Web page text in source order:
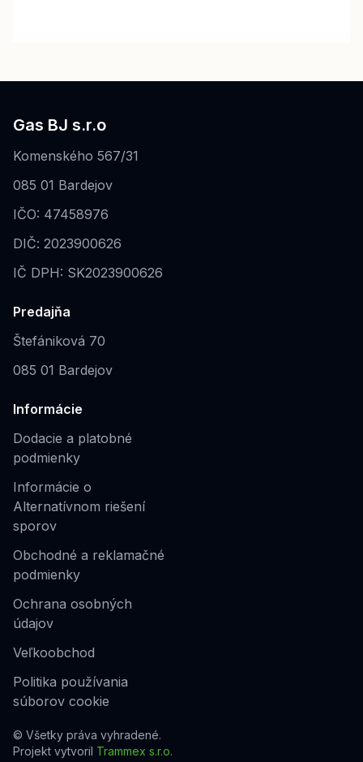
Gas BJ s.r.o
Komenského 567/31
085 01 Bardejov
IČO: 47458976
DIČ: 2023900626
IČ DPH: SK2023900626
Predajňa
Štefániková 70
085 01 Bardejov
Informácie
Dodacie a platobné
podmienky
Informácie o
Alternatívnom riešení
sporov
Obchodné a reklamačné
podmienky
Ochrana osobných
údajov
Veľkoobchod
Politika používania
súborov cookie
© Všetky práva vyhradené.
Projekt vytvoril Trammex s.r.o.